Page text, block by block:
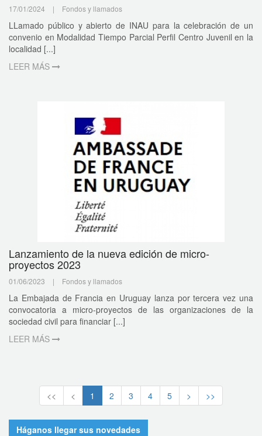
17/01/2024 | Fondos y llamados
LLamado público y abierto de INAU para la celebración de un
convenio en Modalidad Tiempo Parcial Perfil Centro Juvenil en la
localidad [...]
LEER MÁS
Lanzamiento de la nueva edición de micro-
proyectos 2023
01/06/2023 | Fondos y llamados
La Embajada de Francia en Uruguay lanza por tercera vez una
convocatoria a micro-proyectos de las organizaciones de la
sociedad civil para financiar [...]
LEER MÁS
<< < 1 2 3 4 5 > >>
Háganos llegar sus novedades